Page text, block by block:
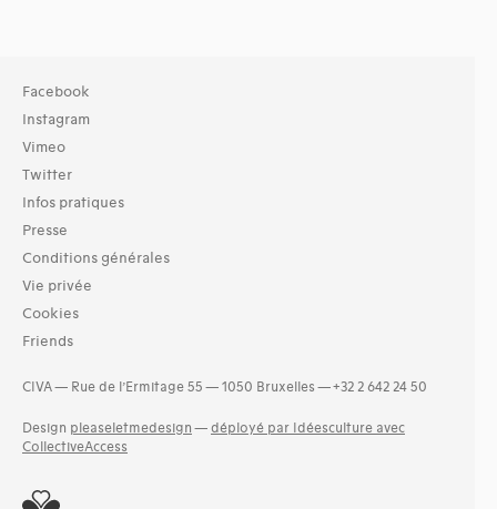
Facebook
Instagram
Vimeo
Twitter
Infos pratiques
Presse
Conditions générales
Vie privée
Cookies
Friends
CIVA — Rue de l’Ermitage 55 — 1050 Bruxelles — +32 2 642 24 50
Design pleaseletmedesign — déployé par Idéesculture avec
CollectiveAccess